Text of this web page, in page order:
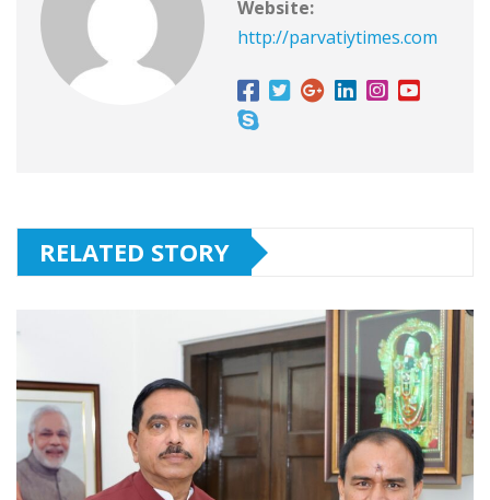
Website:
http://parvatiytimes.com
RELATED STORY